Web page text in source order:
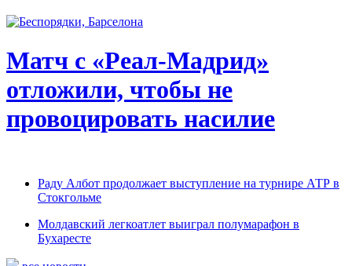
Матч с «Реал-Мадрид»
отложили, чтобы не
провоцировать насилие
Раду Албот продолжает выступление на турнире АТР в
Стокгольме
Молдавский легкоатлет выиграл полумарафон в
Бухаресте